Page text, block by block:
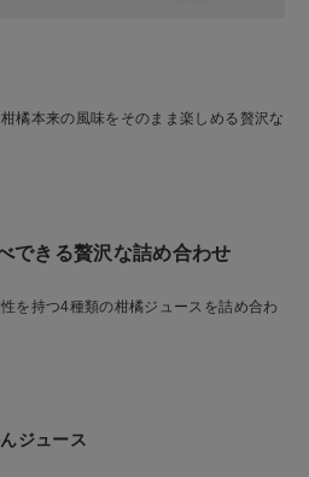
橘本来の風味をそのまま楽しめる贅沢な
できる贅沢な詰め合わせ
を持つ4種類の柑橘ジュースを詰め合わ
ジュース